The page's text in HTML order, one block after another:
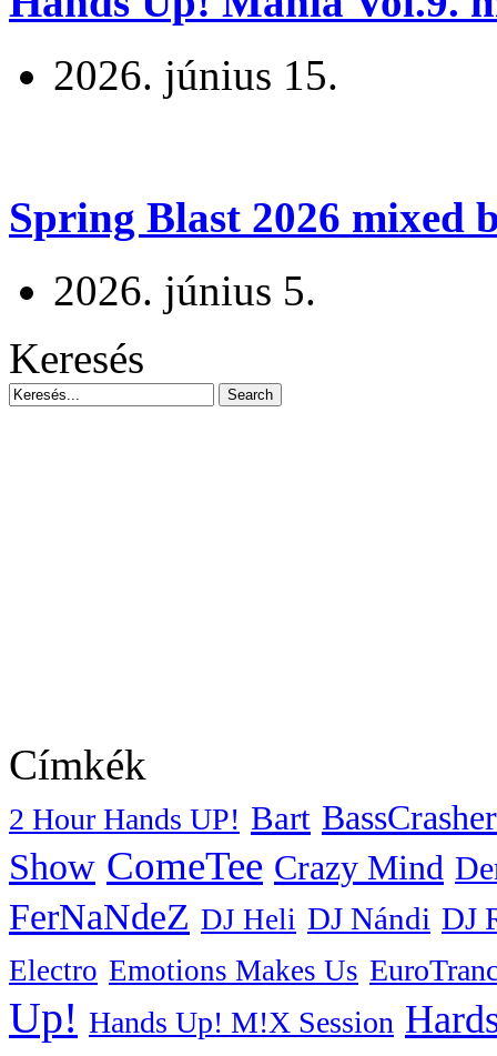
2026. június 15.
Spring Blast 2026 mixed
2026. június 5.
Keresés
Címkék
2 Hour Hands UP! Bart BassCrasher
Show ComeTee Crazy Mind
FerNaNdeZ DJ Heli DJ Nándi DJ
Electro Emotions Makes Us
Up! Hands Up! M!X Session